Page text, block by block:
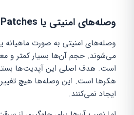
وصله‌های امنیتی یا Security Patches
وصله‌های امنیتی به صورت ماهیانه
است. هدف اصلی این آپدیت‌ها
هکرها است. این وصله‌ها هیچ
ایجاد نمی‌کنند.